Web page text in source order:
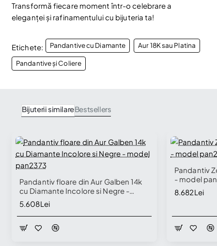
Transformă fiecare moment într-o celebrare a
eleganței și rafinamentului cu bijuteria ta!
Etichete: Pandantive cu Diamante Aur 18K sau Platina
Pandantive și Coliere
Bijuterii similareBestsellers
Pandantiv floare din Aur Galben 14k
cu Diamante Incolore si Negre -
model pan2373
5.608Lei
Pandantiv
- model
8.682Lei